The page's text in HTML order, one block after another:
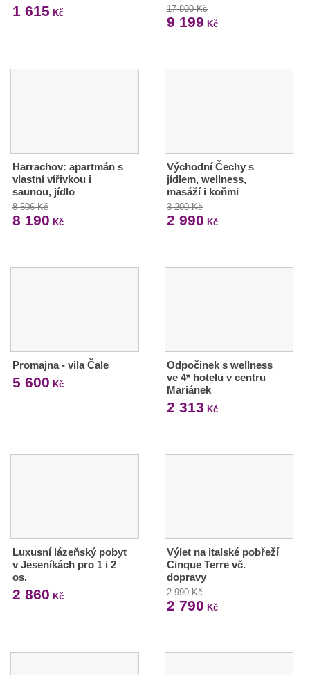
1 615 Kč 17 800 Kč
9 199 Kč
Harrachov: apartmán s
vlastní vířivkou i
saunou, jídlo
8 506 Kč
8 190 Kč
Východní Čechy s
jídlem, wellness,
masáží i koňmi
3 200 Kč
2 990 Kč
Promajna - vila Čale
5 600 Kč
Odpočinek s wellness
ve 4* hotelu v centru
Mariánek
2 313 Kč
Luxusní lázeňský pobyt
v Jeseníkách pro 1 i 2
os.
2 860 Kč
Výlet na italské pobřeží
Cinque Terre vč.
dopravy
2 990 Kč
2 790 Kč